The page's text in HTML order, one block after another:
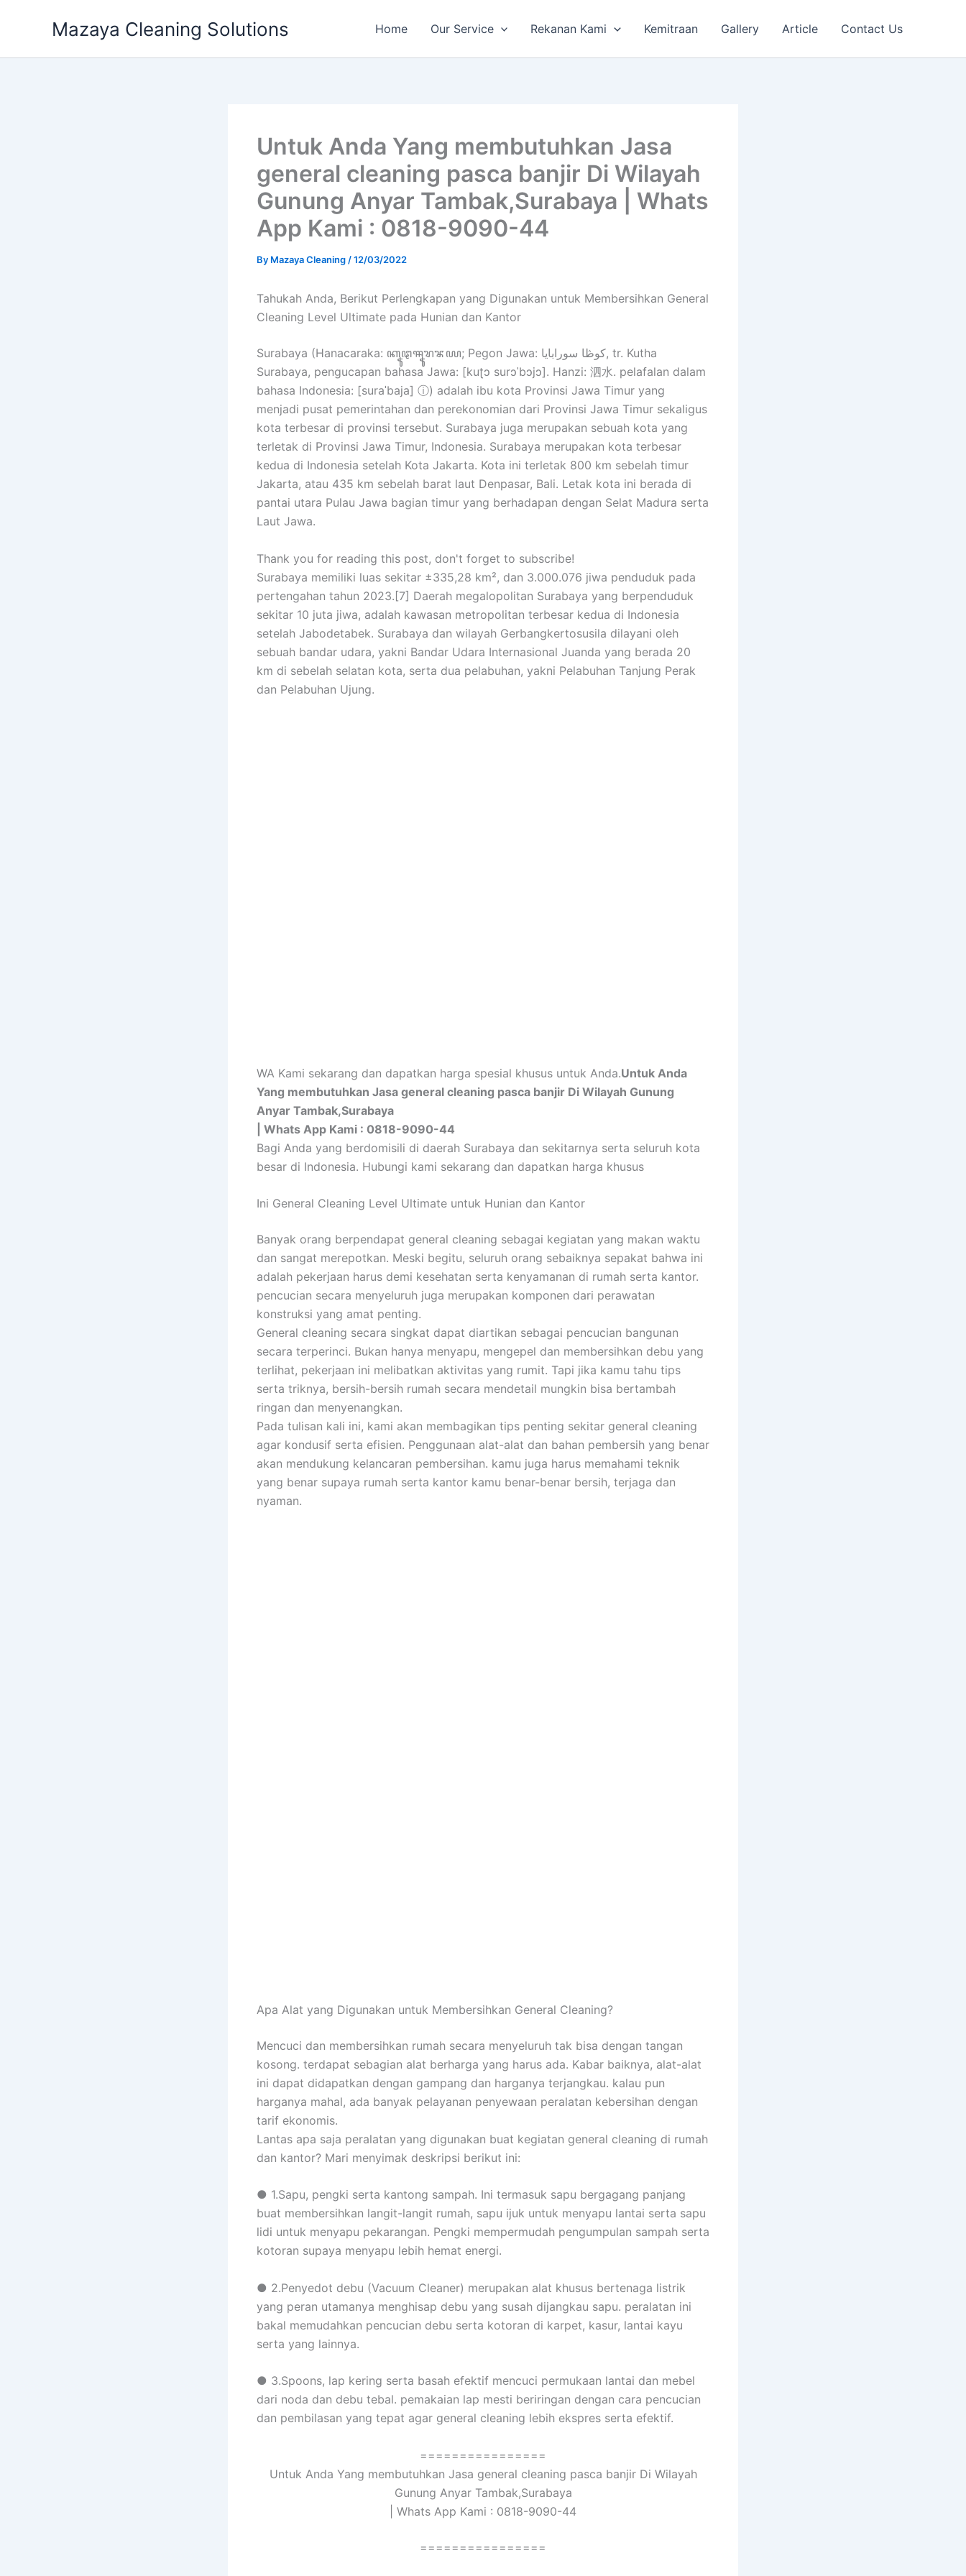
Mazaya Cleaning Solutions Home Our Service Rekanan Kami Kemitraan Gallery Article Contact Us
Untuk Anda Yang membutuhkan Jasa
general cleaning pasca banjir Di Wilayah
Gunung Anyar Tambak,Surabaya | Whats
App Kami : 0818-9090-44
By Mazaya Cleaning /12/03/2022
Tahukah Anda, Berikut Perlengkapan yang Digunakan untuk Membersihkan General
Cleaning Level Ultimate pada Hunian dan Kantor
Surabaya (Hanacaraka: ꦏꦹꦛꦯꦹꦫꦨꦪ; Pegon Jawa: كوڟا سورابايا, tr. Kutha
Surabaya, pengucapan bahasa Jawa: [kuʈɔ surɔˈbɔjɔ]. Hanzi: 泗水. pelafalan dalam
bahasa Indonesia: [suraˈbaja] ⓘ) adalah ibu kota Provinsi Jawa Timur yang
menjadi pusat pemerintahan dan perekonomian dari Provinsi Jawa Timur sekaligus
kota terbesar di provinsi tersebut. Surabaya juga merupakan sebuah kota yang
terletak di Provinsi Jawa Timur, Indonesia. Surabaya merupakan kota terbesar
kedua di Indonesia setelah Kota Jakarta. Kota ini terletak 800 km sebelah timur
Jakarta, atau 435 km sebelah barat laut Denpasar, Bali. Letak kota ini berada di
pantai utara Pulau Jawa bagian timur yang berhadapan dengan Selat Madura serta
Laut Jawa.
Thank you for reading this post, don't forget to subscribe!
Surabaya memiliki luas sekitar ±335,28 km², dan 3.000.076 jiwa penduduk pada
pertengahan tahun 2023.[7] Daerah megalopolitan Surabaya yang berpenduduk
sekitar 10 juta jiwa, adalah kawasan metropolitan terbesar kedua di Indonesia
setelah Jabodetabek. Surabaya dan wilayah Gerbangkertosusila dilayani oleh
sebuah bandar udara, yakni Bandar Udara Internasional Juanda yang berada 20
km di sebelah selatan kota, serta dua pelabuhan, yakni Pelabuhan Tanjung Perak
dan Pelabuhan Ujung.
WA Kami sekarang dan dapatkan harga spesial khusus untuk Anda.Untuk Anda
Yang membutuhkan Jasa general cleaning pasca banjir Di Wilayah Gunung
Anyar Tambak,Surabaya
| Whats App Kami : 0818-9090-44
Bagi Anda yang berdomisili di daerah Surabaya dan sekitarnya serta seluruh kota
besar di Indonesia. Hubungi kami sekarang dan dapatkan harga khusus
Ini General Cleaning Level Ultimate untuk Hunian dan Kantor
Banyak orang berpendapat general cleaning sebagai kegiatan yang makan waktu
dan sangat merepotkan. Meski begitu, seluruh orang sebaiknya sepakat bahwa ini
adalah pekerjaan harus demi kesehatan serta kenyamanan di rumah serta kantor.
pencucian secara menyeluruh juga merupakan komponen dari perawatan
konstruksi yang amat penting.
General cleaning secara singkat dapat diartikan sebagai pencucian bangunan
secara terperinci. Bukan hanya menyapu, mengepel dan membersihkan debu yang
terlihat, pekerjaan ini melibatkan aktivitas yang rumit. Tapi jika kamu tahu tips
serta triknya, bersih-bersih rumah secara mendetail mungkin bisa bertambah
ringan dan menyenangkan.
Pada tulisan kali ini, kami akan membagikan tips penting sekitar general cleaning
agar kondusif serta efisien. Penggunaan alat-alat dan bahan pembersih yang benar
akan mendukung kelancaran pembersihan. kamu juga harus memahami teknik
yang benar supaya rumah serta kantor kamu benar-benar bersih, terjaga dan
nyaman.
Apa Alat yang Digunakan untuk Membersihkan General Cleaning?
Mencuci dan membersihkan rumah secara menyeluruh tak bisa dengan tangan
kosong. terdapat sebagian alat berharga yang harus ada. Kabar baiknya, alat-alat
ini dapat didapatkan dengan gampang dan harganya terjangkau. kalau pun
harganya mahal, ada banyak pelayanan penyewaan peralatan kebersihan dengan
tarif ekonomis.
Lantas apa saja peralatan yang digunakan buat kegiatan general cleaning di rumah
dan kantor? Mari menyimak deskripsi berikut ini:
● 1.Sapu, pengki serta kantong sampah. Ini termasuk sapu bergagang panjang
buat membersihkan langit-langit rumah, sapu ijuk untuk menyapu lantai serta sapu
lidi untuk menyapu pekarangan. Pengki mempermudah pengumpulan sampah serta
kotoran supaya menyapu lebih hemat energi.
● 2.Penyedot debu (Vacuum Cleaner) merupakan alat khusus bertenaga listrik
yang peran utamanya menghisap debu yang susah dijangkau sapu. peralatan ini
bakal memudahkan pencucian debu serta kotoran di karpet, kasur, lantai kayu
serta yang lainnya.
● 3.Spoons, lap kering serta basah efektif mencuci permukaan lantai dan mebel
dari noda dan debu tebal. pemakaian lap mesti beriringan dengan cara pencucian
dan pembilasan yang tepat agar general cleaning lebih ekspres serta efektif.
================
Untuk Anda Yang membutuhkan Jasa general cleaning pasca banjir Di Wilayah
Gunung Anyar Tambak,Surabaya
| Whats App Kami : 0818-9090-44
================